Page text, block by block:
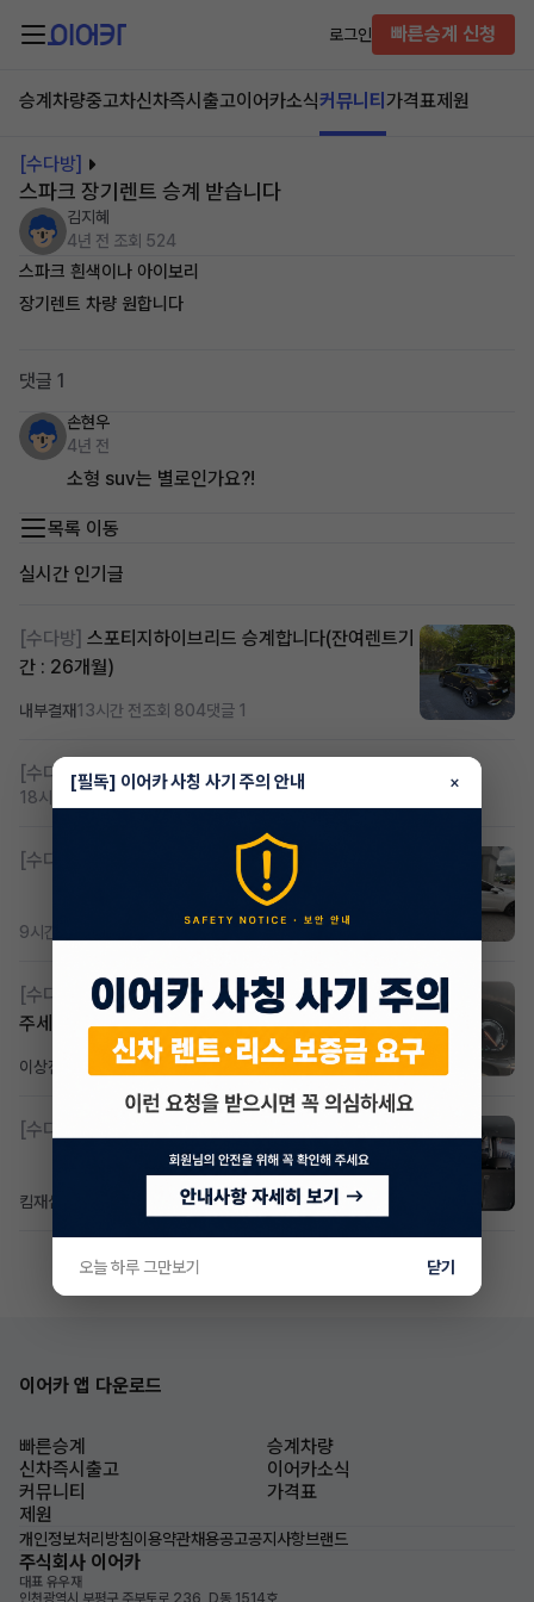
로그인 빠른승계 신청
승계차량중고차신차즉시출고이어카소식커뮤니티 가격표제원
[수다방]
스파크 장기렌트 승계 받습니다
김지혜
4년 전 조회 524
스파크 흰색이나 아이보리
장기렌트 차량 원합니다
댓글 1
손현우
4년 전
소형 suv는 별로인가요?!
목록 이동
실시간 인기글
[수다방] 스포티지하이브리드 승계합니다(잔여렌트기
간 : 26개월)
내부결재13시간 전조회 804댓글 1
[수다방] 저신용 무심사 or 신차 렌트 찾으시는분!!
18시간 전 조회 401
[수다방] K8 하이브리드 (풀옵션) 758,780원
9시간 전
[수다방]
Gv70 승계자분 구합니다 지원금 협의연락
주세요
이상진 조회 176 댓글 1
[수다방]
킴재섭 댓글 3
이어카 앱 다운로드
빠른승계
승계차량
신차즉시출고
이어카소식
커뮤니티
가격표
제원
개인정보처리방침이용약관채용공고공지사항브랜드
주식회사 이어카
대표 유우재
인천광역시 부평구 주부토로 236, D동 1514호
[필독] 이어카 사칭 사기 주의 안내 ×
오늘 하루 그만보기 닫기